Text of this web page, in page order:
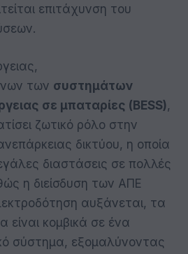
επιτάχυνση του
των συστημάτων
σε μπαταρίες (BESS),
ζωτικό ρόλο στην
δικτύου, η οποία
διαστάσεις σε πολλές
η διείσδυση των ΑΠΕ
αυξάνεται, τα
είναι κομβικά σε ένα
σύστημα, εξομαλύνοντας